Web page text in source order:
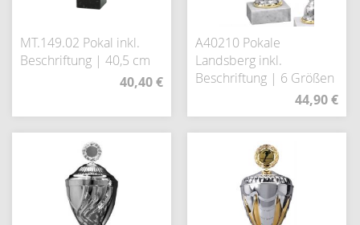
MT.149.02 Pokal inkl.
Beschriftung | 40,5 cm
40,40 €
A40210 Pokale
Landsberg inkl.
Beschriftung | 6 Größen
44,90 €